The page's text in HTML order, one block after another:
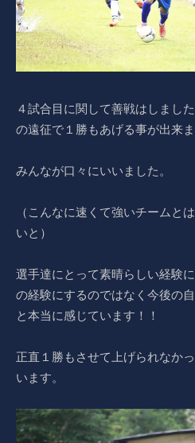
４試合目に関して善戦はしまし
の遠征で１勝もあげる事が出来ま
みんなが口々にいいました。
（こんなに速くて強いチームと
いと）
選手達にとって素晴らしい経験
の経験にするのではなく今後の
と本当に感じています！！
正直１勝もさせて上げられなか
います。